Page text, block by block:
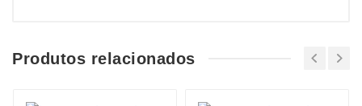
Produtos relacionados